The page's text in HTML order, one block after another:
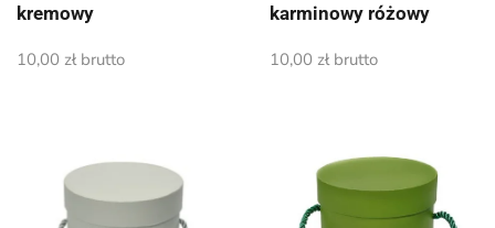
kremowy
10,00 złbrutto
karminowy różowy
10,00 złbrutto